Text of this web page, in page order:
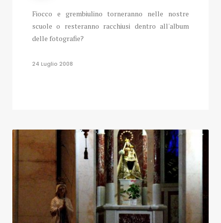
Fiocco e grembiulino torneranno nelle nostre
scuole o resteranno racchiusi dentro all'album
delle fotografie?
24 Luglio 2008